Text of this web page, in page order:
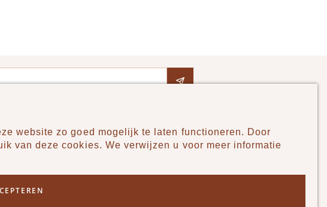
Pudilo
website zo goed mogelijk te laten functioneren. Door
van deze cookies. We verwijzen u voor meer informatie